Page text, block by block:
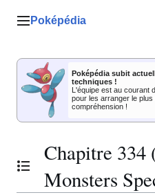
Menu principal
Poképédia
Poképédia subit
techniques !
L'équipe est au courant
pour les arranger le
compréhension !
Basculer la table des
Chapitre 334
Monsters